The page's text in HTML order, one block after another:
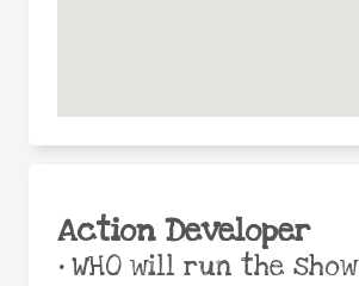
Action Developer
•WHO will run the show